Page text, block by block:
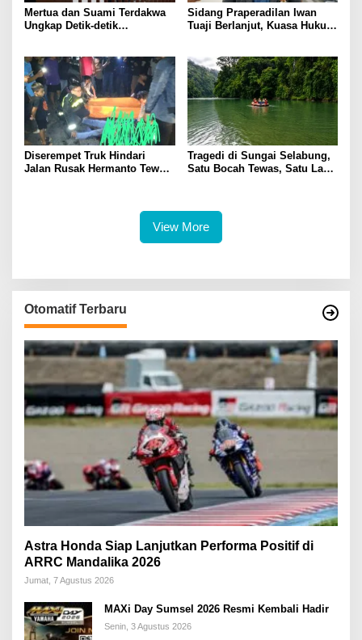
Mertua dan Suami Terdakwa
Ungkap Detik-detik
Sidang Praperadilan Iwan
Tuaji Berlanjut, Kuasa Hukum
Diserempet Truk Hindari
Jalan Rusak Hermanto Tewas
Tragedi di Sungai Selabung,
Satu Bocah Tewas, Satu Lagi
View More
Otomatif Terbaru
Astra Honda Siap Lanjutkan Performa Positif di
ARRC Mandalika 2026
Jumat, 7 Agustus 2026
MAXi Day Sumsel 2026 Resmi Kembali Hadir
Senin, 3 Agustus 2026